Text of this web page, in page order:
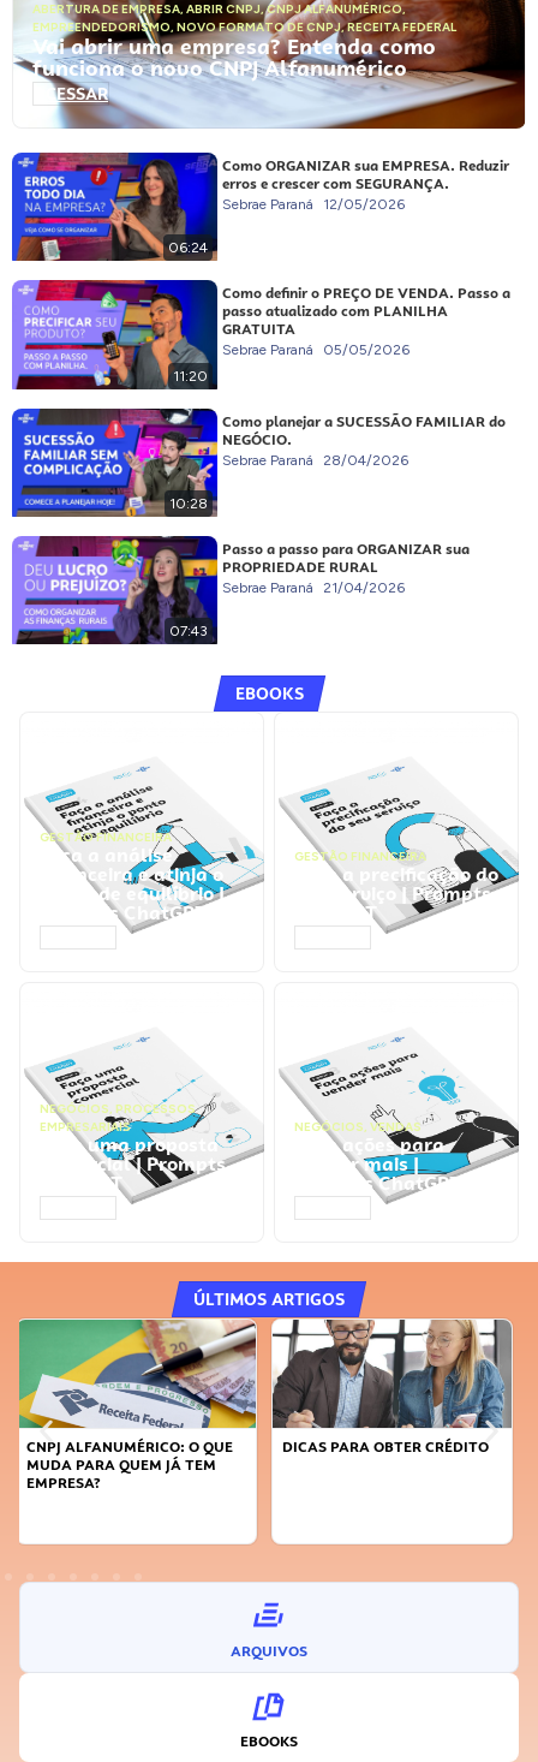
ABERTURA DE EMPRESA, ABRIR CNPJ,CNPJ ALFANUMÉRICO,
EMPREENDEDORISMO, NOVO FORMATO DE CNPJ,RECEITA FEDERAL
Vai abrir uma empresa? Entenda como
funciona o novo CNPJ Alfanumérico
ACESSAR
06:24
Como ORGANIZAR sua EMPRESA. Reduzir
erros e crescer com SEGURANÇA.
Sebrae Paraná 12/05/2026
11:20
Como definir o PREÇO DE VENDA. Passo a
passo atualizado com PLANILHA
GRATUITA
Sebrae Paraná 05/05/2026
10:28
Como planejar a SUCESSÃO FAMILIAR do
NEGÓCIO.
Sebrae Paraná 28/04/2026
07:43
Passo a passo para ORGANIZAR sua
PROPRIEDADE RURAL
Sebrae Paraná 21/04/2026
EBOOKS
GESTÃO FINANCEIRA
Faça a análise
financeira e atinja o
ponto de equilíbrio |
Prompts ChatGPT
GESTÃO FINANCEIRA
Faça a precificação do
seu serviço | Prompts
ChatGPT
NEGÓCIOS, PROCESSOS
EMPRESARIAIS
Faça uma proposta
comercial | Prompts
ChatGPT
NEGÓCIOS, VENDAS
Faça ações para
vender mais |
Prompts ChatGPT
ÚLTIMOS ARTIGOS
DICAS PARA OBTER CRÉDITO
FAÇA A DIFERENÇA: SEJA
ARQUIVOS
EBOOKS